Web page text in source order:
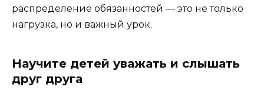
распределение обязанностей — это не только
нагрузка, но и важный урок.
Научите детей уважать и слышать
друг друга